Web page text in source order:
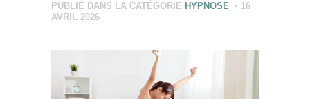
PUBLIÉ DANS LA CATÉGORIE HYPNOSE
16
AVRIL 2026